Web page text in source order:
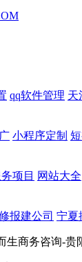
qq软件管理 天
小程序定制
项目 网站大全
报建公司 宁夏
生商务咨询-